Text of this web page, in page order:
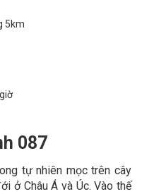
5km
087
tự nhiên mọc trên cây
ở Châu Á và Úc. Vào thế